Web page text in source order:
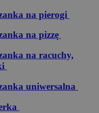
na pierogi
na pizzę
na racuchy,
uniwersalna